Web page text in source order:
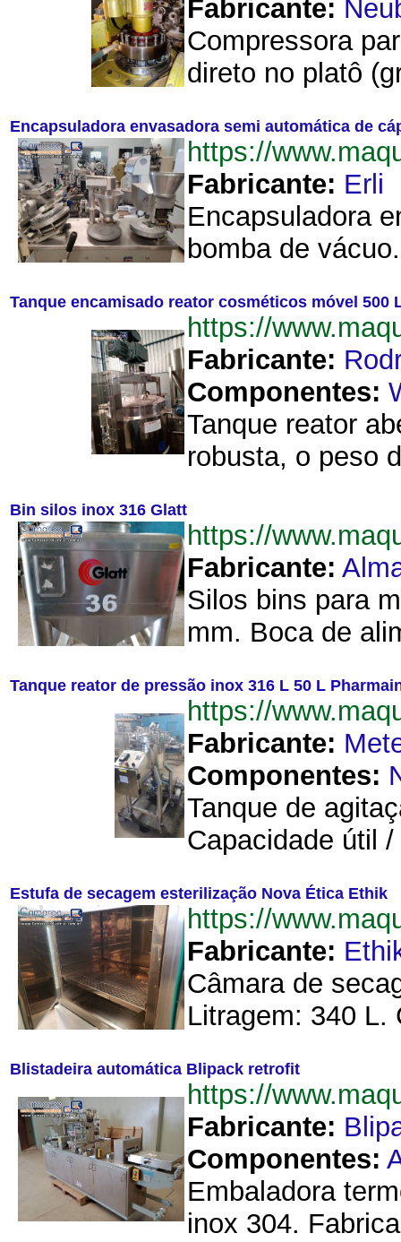
Fabricante:
Compressora
direto no platô
Encapsuladora envasadora semi automática de
https://
Fabricante: Erli
Encapsuladora
bomba de
Tanque encamisado reator cosméticos móvel 500
https://
Fabricante:
Componentes:
Tanque reator
robusta, o peso
Bin silos inox 316 Glatt
https://
Fabricante:
Silos bins para
mm. Boca de
Tanque reator de pressão inox 316 L 50 L
https://
Fabricante:
Componentes:
Tanque de
Capacidade útil
Estufa de secagem esterilização Nova Ética Ethik
https://
Fabricante:
Câmara de
Litragem: 340 L.
Blistadeira automática Blipack retrofit
https://
Fabricante:
Componentes:
Embaladora
inox 304.